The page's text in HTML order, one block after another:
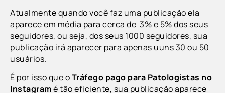
Atualmente quando você faz uma publicação ela
aparece em média para cerca de 3% e 5% dos seus
seguidores, ou seja, dos seus 1000 seguidores, sua
publicação irá aparecer para apenas uuns 30 ou 50
usuários.
É por isso que oTráfego pago para Patologistas no
Instagramé tão eficiente, sua publicação aparece